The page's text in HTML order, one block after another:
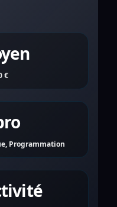
€
Programmation